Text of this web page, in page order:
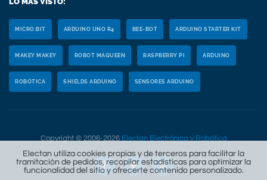
MICRO:BIT ARDUINO UNO R4 BEE-BOT ARDUINO STARTER KIT
MAKEY MAKEY ROBOT MAQUEEN RASPBERRY PI ARDUINO
ROBÓTICA SHIELDS ARDUINO SENSORES ARDUINO
Copyright © 2006-2026 Electan Electrónica y Robótica
Electan utiliza cookies propias y de terceros para facilitar la
tramitación de pedidos, recopilar estadísticas para optimizar la
funcionalidad del sitio y ofrecerte contenido personalizado.